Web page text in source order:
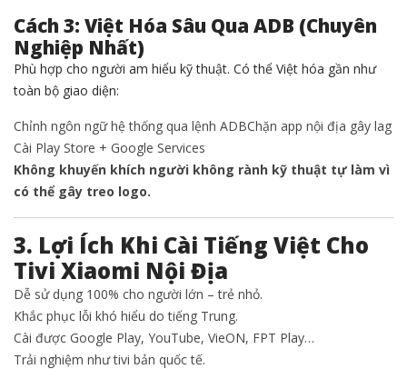
Cách 3: Việt Hóa Sâu Qua ADB (Chuyên
Nghiệp Nhất)
Phù hợp cho người am hiểu kỹ thuật. Có thể Việt hóa gần như
toàn bộ giao diện:
Chỉnh ngôn ngữ hệ thống qua lệnh ADBChặn app nội địa gây lag
Cài Play Store + Google Services
Không khuyến khích người không rành kỹ thuật tự làm vì
có thể gây treo logo.
3. Lợi Ích Khi Cài Tiếng Việt Cho
Tivi Xiaomi Nội Địa
Dễ sử dụng 100% cho người lớn – trẻ nhỏ.
Khắc phục lỗi khó hiểu do tiếng Trung.
Cài được Google Play, YouTube, VieON, FPT Play…
Trải nghiệm như tivi bản quốc tế.